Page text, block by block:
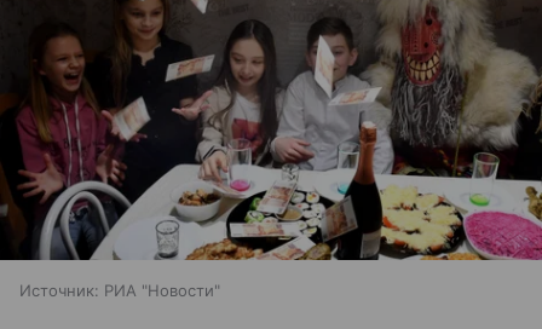
Источник: РИА "Новости"